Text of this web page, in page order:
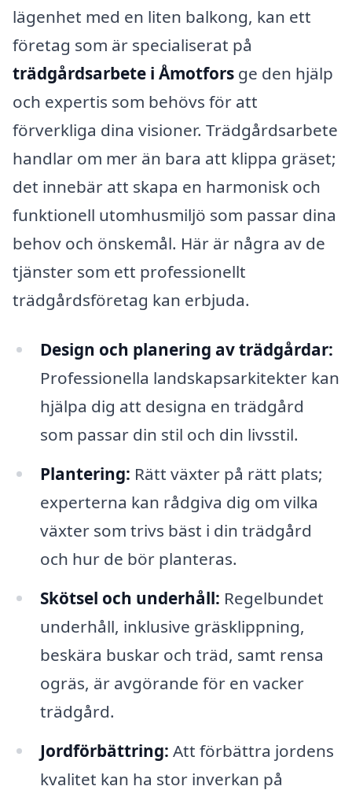
lägenhet med en liten balkong, kan ett
företag som är specialiserat på
trädgårdsarbete i Åmotfors ge den hjälp
och expertis som behövs för att
förverkliga dina visioner. Trädgårdsarbete
handlar om mer än bara att klippa gräset;
det innebär att skapa en harmonisk och
funktionell utomhusmiljö som passar dina
behov och önskemål. Här är några av de
tjänster som ett professionellt
trädgårdsföretag kan erbjuda.
Design och planering av trädgårdar:
Professionella landskapsarkitekter kan
hjälpa dig att designa en trädgård
som passar din stil och din livsstil.
Plantering: Rätt växter på rätt plats;
experterna kan rådgiva dig om vilka
växter som trivs bäst i din trädgård
och hur de bör planteras.
Skötsel och underhåll: Regelbundet
underhåll, inklusive gräsklippning,
beskära buskar och träd, samt rensa
ogräs, är avgörande för en vacker
trädgård.
Jordförbättring: Att förbättra jordens
kvalitet kan ha stor inverkan på